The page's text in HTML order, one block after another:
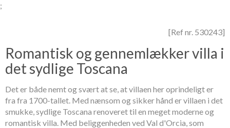
;
[Ref nr. 530243]
Romantisk og gennemlækker villa i
det sydlige Toscana
Det er både nemt og svært at se, at villaen her oprindeligt er
fra fra 1700-tallet. Med nænsom og sikker hånd er villaen i det
smukke, sydlige Toscana renoveret til en meget moderne og
romantisk villa. Med beliggenheden ved Val d'Orcia, som